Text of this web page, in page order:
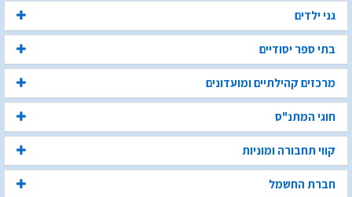
גני ילדים
בתי ספר יסודיים
מרכזים קהילתיים ומועדונים
חוגי המתנ"ס
קווי תחבורה ומוניות
חברת החשמל